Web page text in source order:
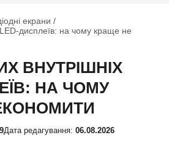
екрани
LED-дисплеїв: на чому краще не
ВНУТРІШНІХ
НА ЧОМУ
Дата редагування: 06.08.2026